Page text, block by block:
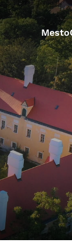
Mesto
uložila